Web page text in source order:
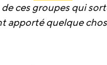
de ces groupes qui
apporté quelque